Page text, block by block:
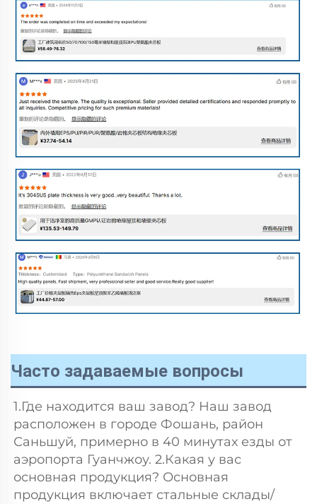
Часто задаваемые вопросы
1.Где находится ваш завод? Наш завод
расположен в городе Фошань, район
Саньшуй, примерно в 40 минутах езды от
аэропорта Гуанчжоу. 2.Какая у вас
основная продукция? Основная
продукция включает стальные склады/